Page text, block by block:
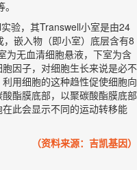
验，其Transwell小室是由24
嵌入物（即小室）底层含有8
为无血清细胞悬液，下室为含
因子，对细胞生长来说是必不
用细胞的这种趋性促使细胞向
酯膜底部，以聚碳酸酯膜底部
此会显示不同的运动转移能
（资料来源：吉凯基因）